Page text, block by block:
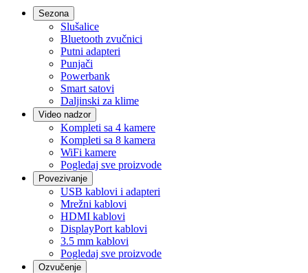
Sezona
Slušalice
Bluetooth zvučnici
Putni adapteri
Punjači
Powerbank
Smart satovi
Daljinski za klime
Video nadzor
Kompleti sa 4 kamere
Kompleti sa 8 kamera
WiFi kamere
Pogledaj sve proizvode
Povezivanje
USB kablovi i adapteri
Mrežni kablovi
HDMI kablovi
DisplayPort kablovi
3.5 mm kablovi
Pogledaj sve proizvode
Ozvučenje